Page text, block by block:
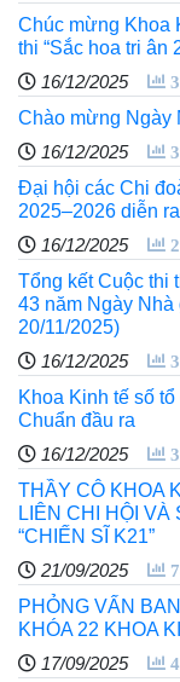
Chúc mừng Khoa
thi “Sắc hoa tri ân
16/12/2025
Chào mừng Ngày
16/12/2025
Đại hội các Chi
2025–2026 diễn
16/12/2025
Tổng kết Cuộc thi
43 năm Ngày Nhà
20/11/2025)
16/12/2025
Khoa Kinh tế số
Chuẩn đầu ra
16/12/2025
THẦY CÔ KHOA
LIÊN CHI HỘI VÀ
“CHIẾN SĨ K21”
21/09/2025
PHỎNG VẤN
KHÓA 22 KHOA
17/09/2025